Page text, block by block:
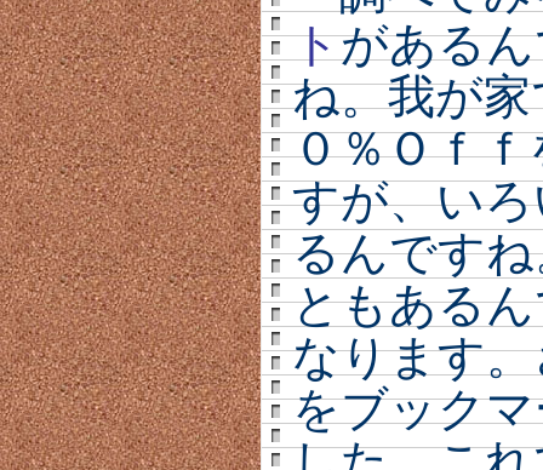
トがある
ね。我が
０％Ｏｆ
すが、い
るんです
ともある
なります
をブック